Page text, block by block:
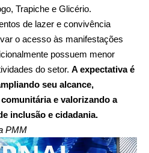
Trapiche e Glicério.
de lazer e convivência
o acesso às manifestações
possuem menor
do setor. A expectativa é
seu alcance,
e valorizando a
inclusão e cidadania.
PMM